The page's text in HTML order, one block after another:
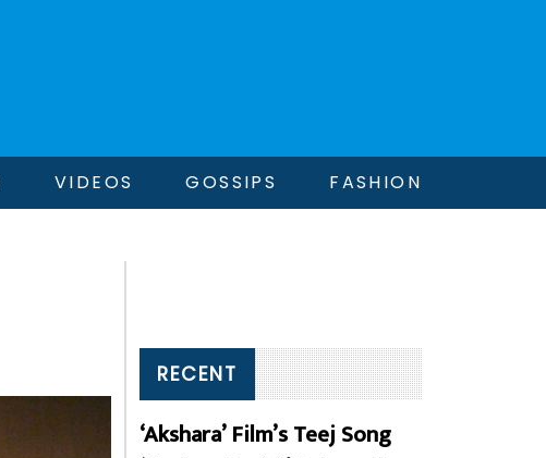
VIDEOS GOSSIPS FASHION
RECENT
‘Akshara’ Film’s Teej Song